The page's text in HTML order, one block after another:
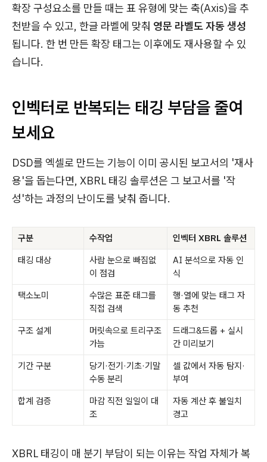
확장 구성요소를 만들 때는 표 유형에 맞는 축(Axis)을 추
천받을 수 있고, 한글 라벨에 맞춰 영문 라벨도 자동 생성
됩니다. 한 번 만든 확장 태그는 이후에도 재사용할 수 있
습니다.
인벡터로 반복되는 태깅 부담을 줄여
보세요
DSD를 엑셀로 만드는 기능이 이미 공시된 보고서의 '재사
용'을 돕는다면, XBRL 태깅 솔루션은 그 보고서를 '작
성'하는 과정의 난이도를 낮춰 줍니다.
구분 수작업
인벡터 XBRL 솔루션
태깅 대상
사람 눈으로 빠짐없
이 점검
AI 분석으로 자동 인
식
택소노미
수많은 표준 태그를
직접 검색
행·열에 맞는 태그 자
동 추천
구조 설계
머릿속으로 트리구조
가늠
드래그&드롭 + 실시
간 미리보기
기간 구분
당기·전기·기초·기말
수동 분리
셀 값에서 자동 탐지·
부여
합계 검증
마감 직전 일일이 대
조
자동 계산 후 불일치
경고
XBRL 태깅이 매 분기 부담이 되는 이유는 작업 자체가 복